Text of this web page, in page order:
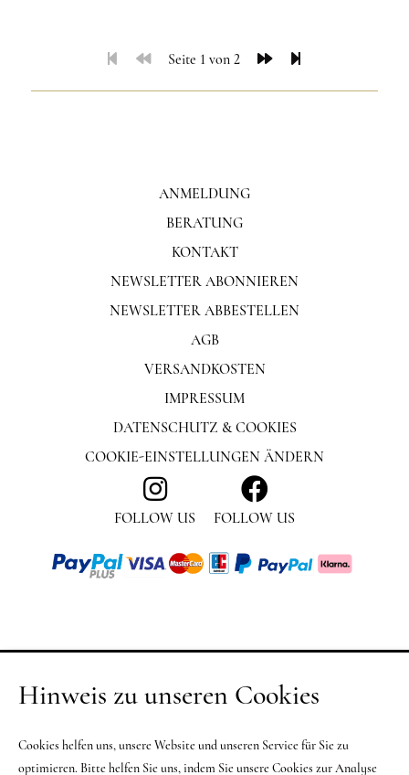
Seite 1 von 2
ANMELDUNG
BERATUNG
KONTAKT
NEWSLETTER ABONNIEREN
NEWSLETTER ABBESTELLEN
FOLLOW US FOLLOW US
AGB
VERSANDKOSTEN
IMPRESSUM
DATENSCHUTZ & COOKIES
COOKIE-EINSTELLUNGEN ÄNDERN
Hinweis zu unseren Cookies
Cookies helfen uns, unsere Website und unseren Service für Sie zu
optimieren. Bitte helfen Sie uns, indem Sie unsere Cookies zur Analyse